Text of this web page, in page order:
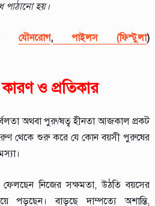
পাঠানো হয়।
যৌনরোগ,পাইলস (ফিস্টুলা)
ও প্রতিকার
অথবা পুরু/ষত্ব হীনতা আজকাল প্রকট
থেকে শুরু করে যে কোন বয়সী পুরুষের
নিজের সক্ষমতা, উঠতি বয়সের
পড়ছেন। বাড়ছে দাম্পত্যে অশান্তি,